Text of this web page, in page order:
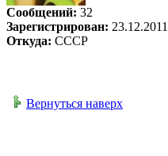
Сообщений: 32
Зарегистрирован: 23.12.2011
Откуда: СССР
Вернуться наверх